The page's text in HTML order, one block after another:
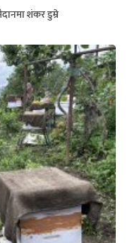
शंकर डुम्रे